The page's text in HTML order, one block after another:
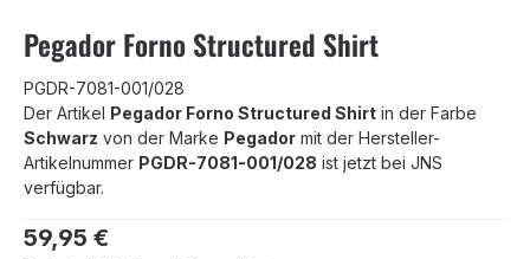
Pegador Forno Structured Shirt
PGDR-7081-001/028
Der Artikel Pegador Forno Structured Shirt in der Farbe
Schwarz von der Marke Pegador mit der Hersteller-
Artikelnummer PGDR-7081-001/028 ist jetzt bei JNS
verfügbar.
Regulärer Preis:
59,95 €